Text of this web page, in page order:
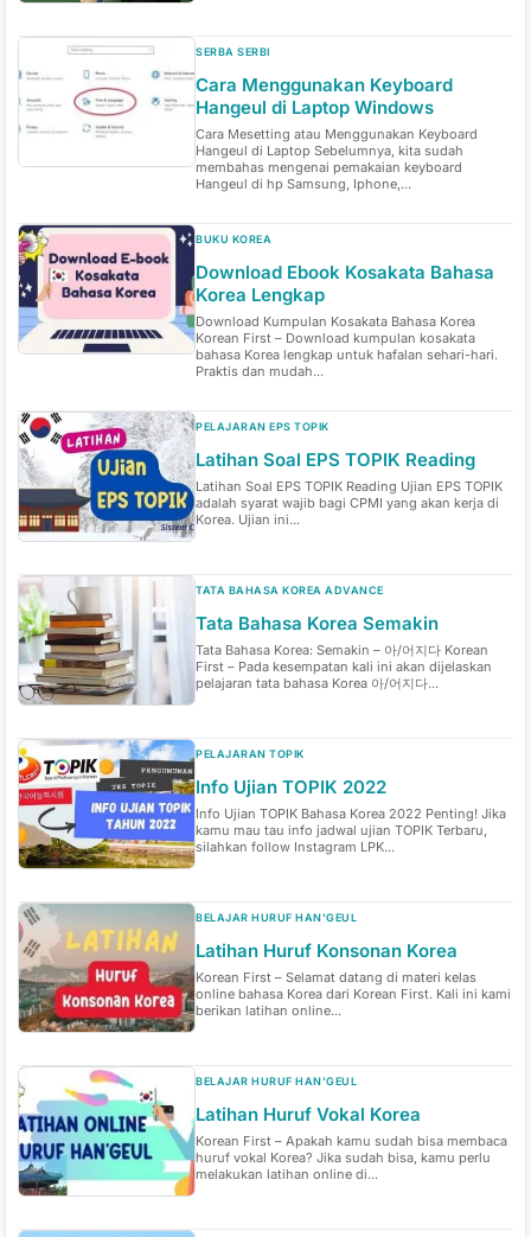
SERBA SERBI
Cara Menggunakan Keyboard
Hangeul di Laptop Windows
Cara Mesetting atau Menggunakan Keyboard
Hangeul di Laptop Sebelumnya, kita sudah
membahas mengenai pemakaian keyboard
Hangeul di hp Samsung, Iphone,...
BUKU KOREA
Download Ebook Kosakata Bahasa
Korea Lengkap
Download Kumpulan Kosakata Bahasa Korea
Korean First – Download kumpulan kosakata
bahasa Korea lengkap untuk hafalan sehari-hari.
Praktis dan mudah...
PELAJARAN EPS TOPIK
Latihan Soal EPS TOPIK Reading
Latihan Soal EPS TOPIK Reading Ujian EPS TOPIK
adalah syarat wajib bagi CPMI yang akan kerja di
Korea. Ujian ini...
TATA BAHASA KOREA ADVANCE
Tata Bahasa Korea Semakin
Tata Bahasa Korea: Semakin – 아/어지다 Korean
First – Pada kesempatan kali ini akan dijelaskan
pelajaran tata bahasa Korea 아/어지다...
PELAJARAN TOPIK
Info Ujian TOPIK 2022
Info Ujian TOPIK Bahasa Korea 2022 Penting! Jika
kamu mau tau info jadwal ujian TOPIK Terbaru,
silahkan follow Instagram LPK...
BELAJAR HURUF HAN'GEUL
Latihan Huruf Konsonan Korea
Korean First – Selamat datang di materi kelas
online bahasa Korea dari Korean First. Kali ini kami
berikan latihan online...
BELAJAR HURUF HAN'GEUL
Latihan Huruf Vokal Korea
Korean First – Apakah kamu sudah bisa membaca
huruf vokal Korea? Jika sudah bisa, kamu perlu
melakukan latihan online di...